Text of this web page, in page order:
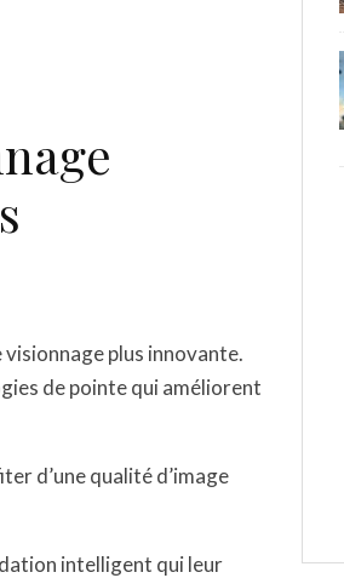
plus innovante.
de pointe qui améliorent
d’une qualité d’image
intelligent qui leur